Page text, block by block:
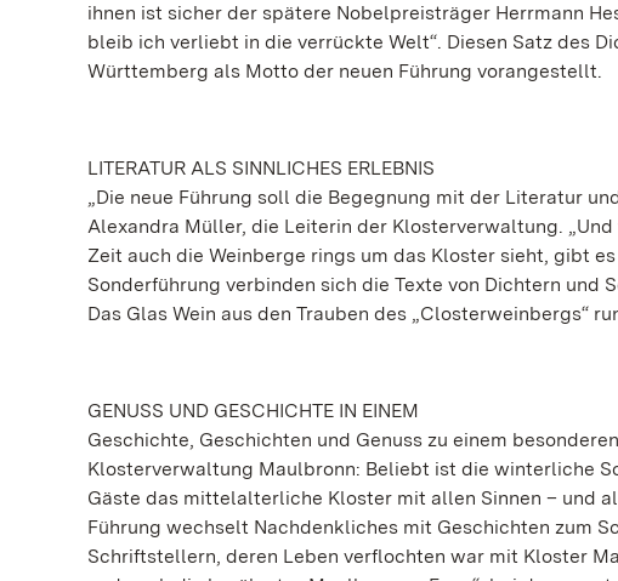
ihnen ist sicher der spätere Nobelpreisträger Herrmann
bleib ich verliebt in die verrückte Welt“. Diesen Satz des
Württemberg als Motto der neuen Führung vorangestellt.
LITERATUR ALS SINNLICHES ERLEBNIS
„Die neue Führung soll die Begegnung mit der Literatur
Alexandra Müller, die Leiterin der Klosterverwaltung.
Zeit auch die Weinberge rings um das Kloster sieht, gibt
Sonderführung verbinden sich die Texte von Dichtern
Das Glas Wein aus den Trauben des „Closterweinbergs“
GENUSS UND GESCHICHTE IN EINEM
Geschichte, Geschichten und Genuss zu einem
Klosterverwaltung Maulbronn: Beliebt ist die winterliche
Gäste das mittelalterliche Kloster mit allen Sinnen – und
Führung wechselt Nachdenkliches mit Geschichten zum
Schriftstellern, deren Leben verflochten war mit Kloster